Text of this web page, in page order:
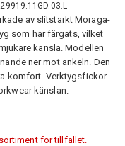
av slitstarkt Moraga-
som har färgats, vilket
känsla. Modellen
ner mot ankeln. Den
komfort. Verktygsfickor
känslan.
för tillfället.